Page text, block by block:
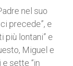
nel suo
precede”, e
più lontani” e
Miguel e
sette “in